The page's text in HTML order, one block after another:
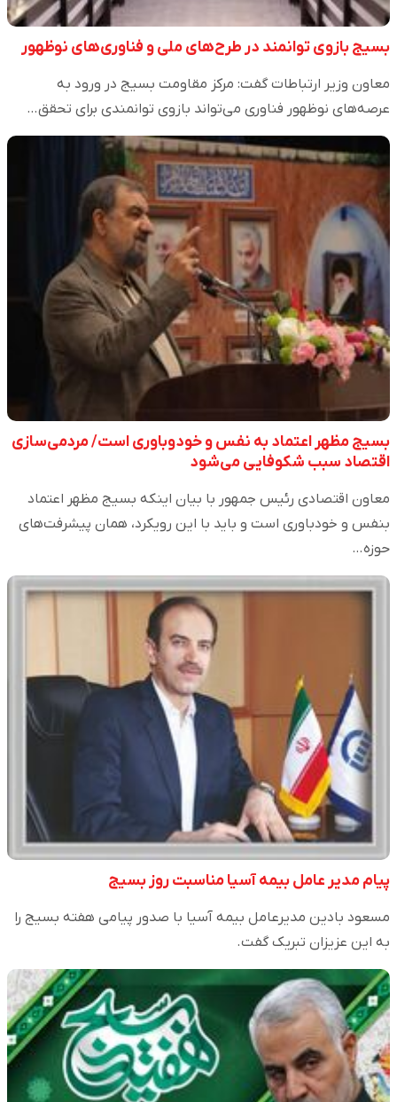
بسیج بازوی توانمند در طرح‌های ملی و فناوری‌های نوظهور
معاون وزیر ارتباطات گفت: مرکز مقاومت بسیج در ورود به
عرصه‌های نوظهور فناوری می‌تواند بازوی توانمندی برای تحقق…
بسیج مظهر اعتماد به نفس و خودوباوری است/ مردمی‌سازی
اقتصاد سبب شکوفایی می‌شود
معاون اقتصادی رئیس جمهور با بیان اینکه بسیج مظهر اعتماد
بنفس و خودباوری است و باید با این رویکرد، همان پیشرفت‌های
حوزه…
پیام مدیر عامل بیمه آسیا مناسبت روز بسیج
مسعود بادین مدیرعامل بیمه آسیا با صدور پیامی هفته بسیج را
به این عزیزان تبریک گفت.